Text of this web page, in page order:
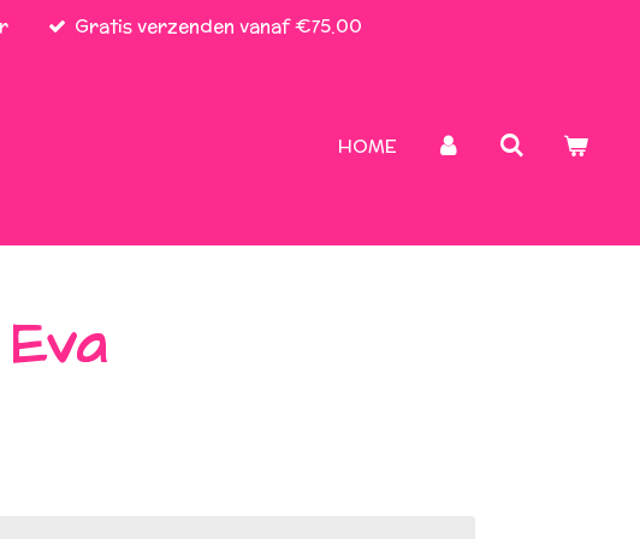
Gratis verzenden vanaf €75.00
HOME